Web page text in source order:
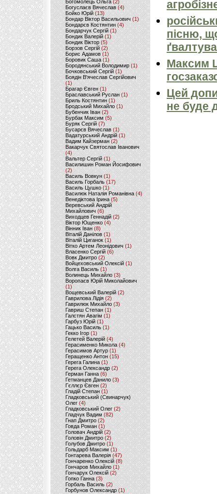
Богомолець Ольга (2)
Богуслаєв Вячеслав (4)
Бойко Юрій (13)
Бондар Віктор Васильович (1)
Бондарєв Костянтин (4)
Бондарчук Сергій(1)
Бондик Валерій (1)
Бондик Віктор(5)
Борзов Сергiй (2)
Борис Адамов(1)
Боровик Саша (1)
Бородянський Володимир (1)
Бочковський Сергій (1)
Боядін В'ячеслав Сергійович
(1)
Брагар Євген (1)
Браславський Руслан (1)
Бриль Костянтин (1)
Бродський Михайло (1)
Бубенчик Іван(2)
Бурбак Максим (5)
Буряк Сергій (7)
Бусарєв Вячеслав (1)
Вадатурський Андрій (1)
Вадим Кайзерман (2)
Вакарчук Святослав Іванович
(4)
Вальтер Сергій (1)
Василишин Роман Йосифович
(2)
Василь Вовкун (1)
Василь Горбаль (17)
Василь Цушко (1)
Василюк Наталія Романівна (4)
Венедіктова Ірина(5)
Веревський Андрій
Михайлович (6)
Виходцев Геннадій (2)
Віктор Ющенко (4)
Вінник Іван (8)
Віталій Данілов (1)
Віталій Циганок (1)
Вітко Артем Леонідович(1)
Власенко Сергій (6)
Вовк Дмитро(2)
Войцеховський Олексій(1)
Волга Василь (1)
Волинець Михайло (3)
Воропаєв Юрій Миколайович
(1)
Вощевський Валерій(2)
Гаврилова Лідія (2)
Гаврилюк Михайло (3)
Гавриш Степан (1)
Галстян Авагім (1)
Гарбуз Юрій (1)
Гацько Василь (1)
Гекко Ігор(1)
Гелетей Валерій (4)
Герасименко Микола (4)
Герасимов Артур (1)
Геращенко Антон(15)
Герега Галина (1)
Герега Олександр (2)
Герман Ганна (6)
Гетманцев Данило (3)
Гєллєр Євген (2)
Гладій Степан(1)
Гладковський (Свинарчук)
Олег (4)
Гладковський Олег (2)
Гладчук Вадим (82)
Гнап Дмитро (2)
Говда Роман(1)
Головач Андрій (2)
Головін Дмитро (2)
Голубов Дмитро (1)
Гольдарб Максим(1)
Гонтарева Валерія (47)
Гончаренко Олексій(8)
Гончаров Михайло (1)
Гончарук Олексій (2)
Гопко Ганна (3)
Горбаль Василь (2)
Горбунов Олександр (1)
пісню,
Максим
Цей
не буде